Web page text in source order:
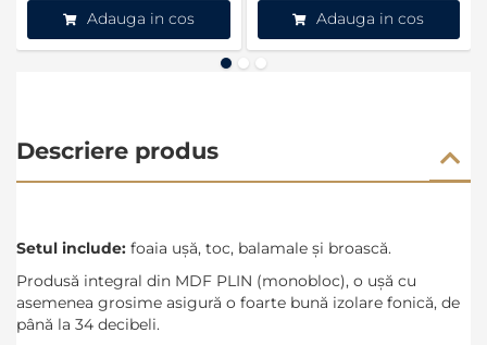
Adauga in cos Adauga in cos
Descriere produs
Setul include: foaia ușă, toc, balamale și broască.
Produsă integral din MDF PLIN (monobloc), o ușă cu
asemenea grosime asigură o foarte bună izolare fonică, de
până la 34 decibeli.